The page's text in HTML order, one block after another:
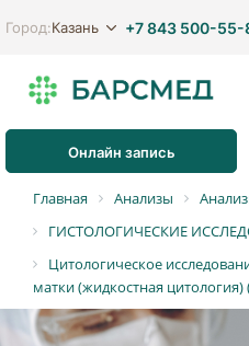
Город:Казань +7 843 500-55-
Онлайн запись
Главная Анализы
ГИСТОЛОГИЧЕСКИЕ
Цитологическое
матки (жидкостная